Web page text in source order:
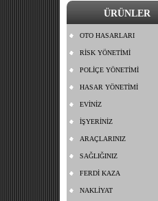
ÜRÜNLER
OTO HASARLARI
RİSK YÖNETİMİ
POLİÇE YÖNETİMİ
HASAR YÖNETİMİ
EVİNİZ
İŞYERİNİZ
ARAÇLARINIZ
SAĞLIĞINIZ
FERDİ KAZA
NAKLİYAT